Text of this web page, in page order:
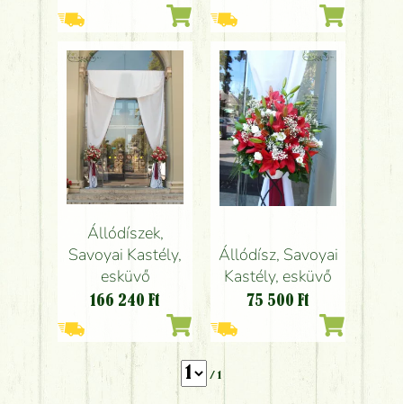
Állódíszek,
Savoyai Kastély,
esküvő
166 240 Ft
Állódísz, Savoyai
Kastély, esküvő
75 500 Ft
/ 1